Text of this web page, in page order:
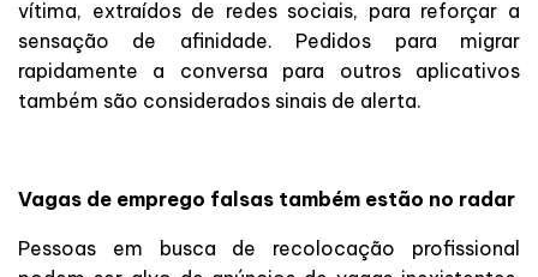
vítima, extraídos de redes sociais, para reforçar a
sensação de afinidade. Pedidos para migrar
rapidamente a conversa para outros aplicativos
também são considerados sinais de alerta.
Vagas de emprego falsas também estão no radar
Pessoas em busca de recolocação profissional